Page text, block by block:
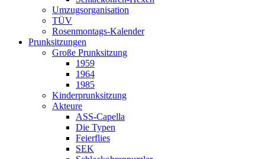
Umzugsorganisation
TÜV
Rosenmontags-Kalender
Prunksitzungen
Große Prunksitzung
1959
1964
1985
Kinderprunksitzung
Akteure
ASS-Capella
Die Typen
Feierflies
SEK